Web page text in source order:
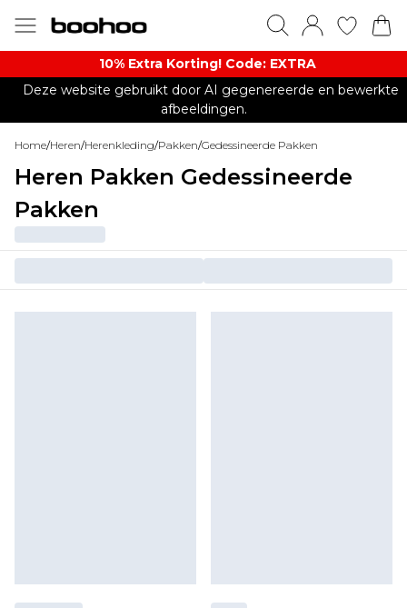
10% Extra Korting! Code: EXTRA​
Deze website gebruikt door AI gegenereerde en bewerkte
afbeeldingen.
Home/Heren/Herenkleding/Pakken/Gedessineerde Pakken
Heren Pakken Gedessineerde
Pakken